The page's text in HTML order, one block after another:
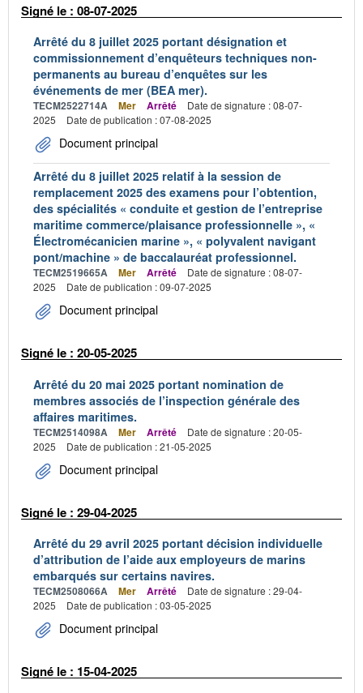
Signé le : 08-07-2025
Arrêté du 8 juillet 2025 portant désignation et
commissionnement d’enquêteurs techniques non-
permanents au bureau d’enquêtes sur les
événements de mer (BEA mer).
TECM2522714A Mer Arrêté
Date de signature : 08-07-
2025
Date de publication : 07-08-2025
Document principal
Arrêté du 8 juillet 2025 relatif à la session de
remplacement 2025 des examens pour l’obtention,
des spécialités « conduite et gestion de l’entreprise
maritime commerce/plaisance professionnelle », «
Électromécanicien marine », « polyvalent navigant
pont/machine » de baccalauréat professionnel.
TECM2519665A Mer Arrêté
Date de signature : 08-07-
2025
Date de publication : 09-07-2025
Document principal
Signé le : 20-05-2025
Arrêté du 20 mai 2025 portant nomination de
membres associés de l’inspection générale des
affaires maritimes.
TECM2514098A Mer Arrêté
Date de signature : 20-05-
2025
Date de publication : 21-05-2025
Document principal
Signé le : 29-04-2025
Arrêté du 29 avril 2025 portant décision individuelle
d’attribution de l’aide aux employeurs de marins
embarqués sur certains navires.
TECM2508066A Mer Arrêté
Date de signature : 29-04-
2025
Date de publication : 03-05-2025
Document principal
Signé le : 15-04-2025